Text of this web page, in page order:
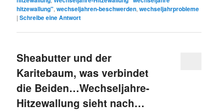
hitzewallung",wechseljahren-beschwerden,wechseljahrprobleme
|Schreibe eine Antwort
Sheabutter und der
Karitebaum, was verbindet
die Beiden…Wechseljahre-
Hitzewallung sieht nach…